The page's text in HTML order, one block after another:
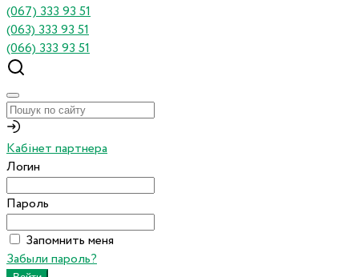
(067) 333 93 51
(063) 333 93 51
(066) 333 93 51
Кабінет партнера
Логин
Пароль
Запомнить меня
Забыли пароль?